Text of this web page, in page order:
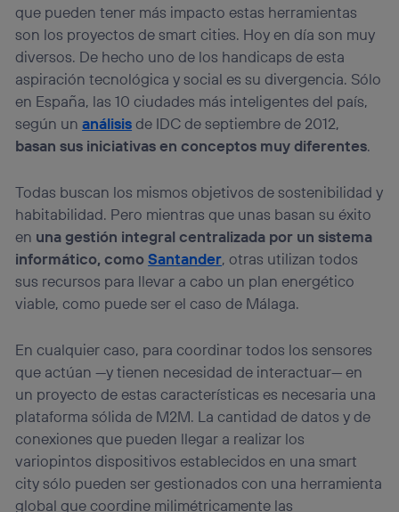
que pueden tener más impacto estas herramientas
son los proyectos de smart cities. Hoy en día son muy
diversos. De hecho uno de los handicaps de esta
aspiración tecnológica y social es su divergencia. Sólo
en España, las 10 ciudades más inteligentes del país,
según unanálisisde IDC de septiembre de 2012,
basan sus iniciativas en conceptos muy diferentes.
Todas buscan los mismos objetivos de sostenibilidad y
habitabilidad. Pero mientras que unas basan su éxito
en una gestión integral centralizada por un sistema
informático, comoSantander, otras utilizan todos
sus recursos para llevar a cabo un plan energético
viable, como puede ser el caso de Málaga.
En cualquier caso, para coordinar todos los sensores
que actúan —y tienen necesidad de interactuar— en
un proyecto de estas características es necesaria una
plataforma sólida de M2M. La cantidad de datos y de
conexiones que pueden llegar a realizar los
variopintos dispositivos establecidos en una smart
city sólo pueden ser gestionados con una herramienta
global que coordine milimétricamente las